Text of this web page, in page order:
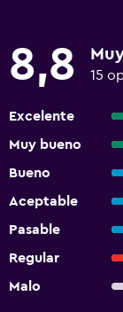
8,8 15
Excelente
Muy bueno
Bueno
Aceptable
Pasable
Regular
Malo